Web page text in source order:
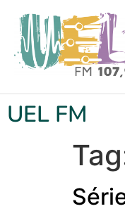
UEL FM